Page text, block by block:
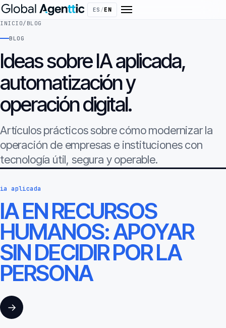
ES /EN
INICIO/ BLOG
BLOG
Ideas sobre IA aplicada,
automatización y
operación digital.
Artículos prácticos sobre cómo modernizar la
operación de empresas e instituciones con
tecnología útil, segura y operable.
ia aplicada
IA EN RECURSOS
HUMANOS: APOYAR
SIN DECIDIR POR LA
PERSONA
→